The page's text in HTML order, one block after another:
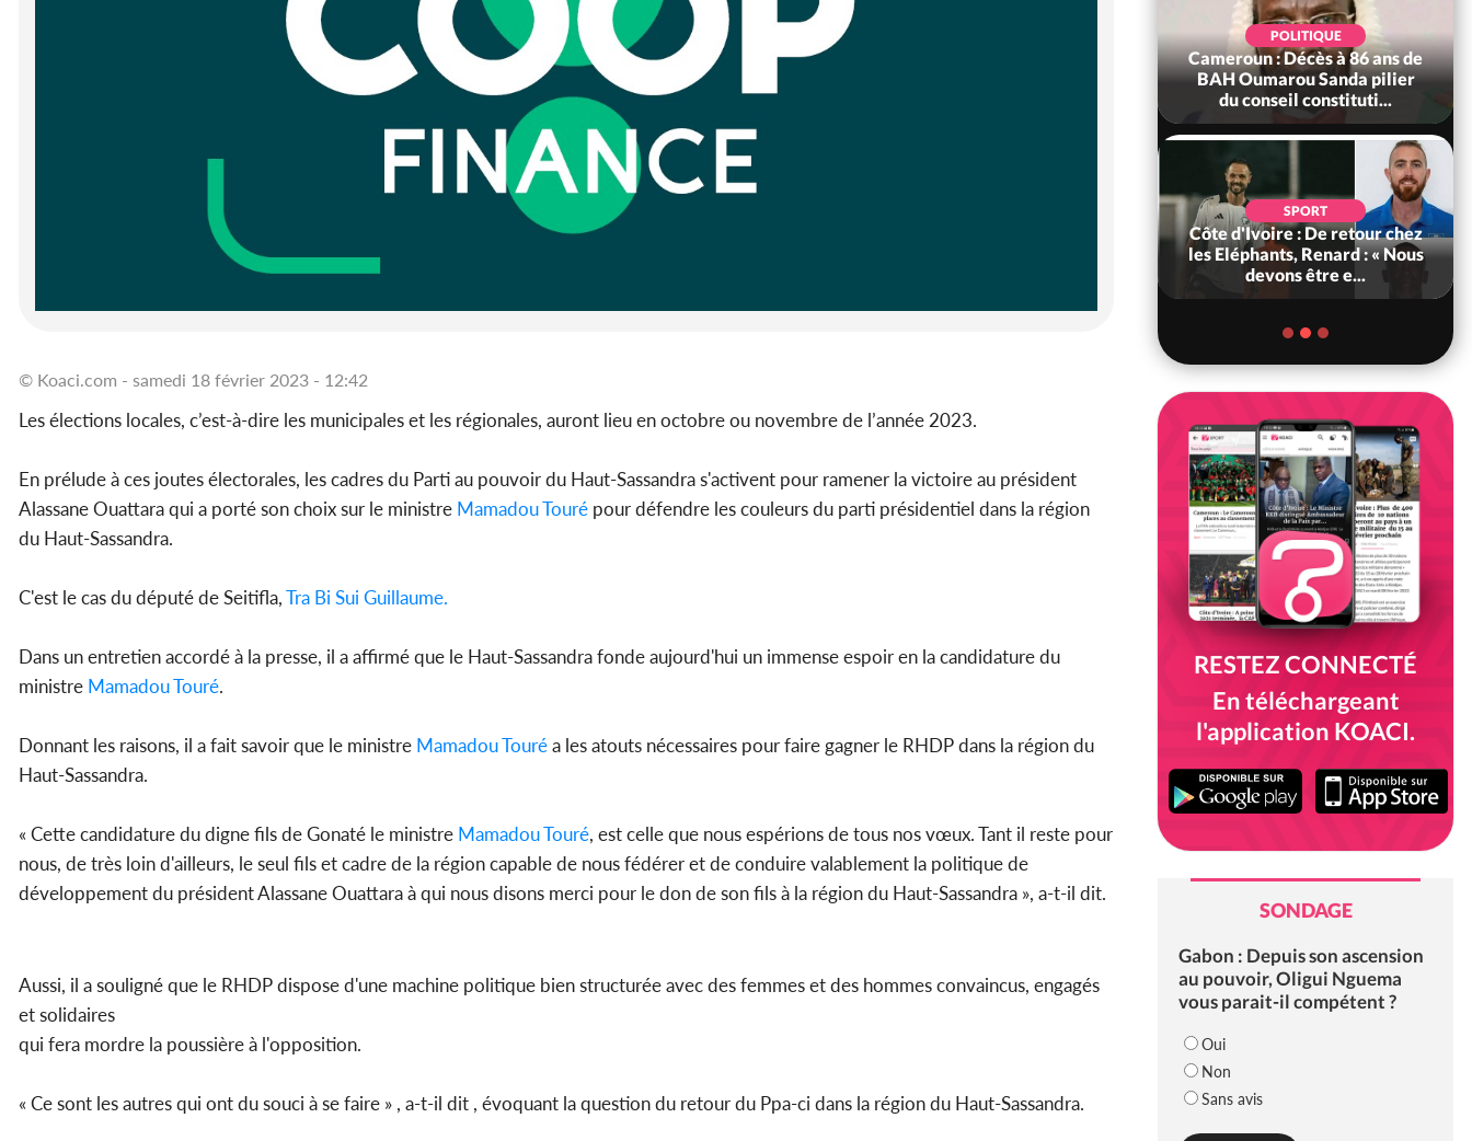
© Koaci.com - samedi 18 février 2023 - 12:42
Les élections locales, c’est-à-dire les municipales et les régionales, auront lieu en octobre ou novembre de l’année 2023.
En prélude à ces joutes électorales, les cadres du Parti au pouvoir du Haut-Sassandra s'activent pour ramener la victoire au président
Alassane Ouattara qui a porté son choix sur le ministre Mamadou Touré pour défendre les couleurs du parti présidentiel dans la région
du Haut-Sassandra.
C'est le cas du député de Seitifla,Tra Bi Sui Guillaume.
Dans un entretien accordé à la presse, il a affirmé que le Haut-Sassandra fonde aujourd'hui un immense espoir en la candidature du
ministre Mamadou Touré.
Donnant les raisons, il a fait savoir que le ministre Mamadou Touréa les atouts nécessaires pour faire gagner le RHDP dans la région du
Haut-Sassandra.
« Cette candidature du digne fils de Gonaté le ministre Mamadou Touré, est celle que nous espérions de tous nos vœux. Tant il reste pour
nous, de très loin d'ailleurs, le seul fils et cadre de la région capable de nous fédérer et de conduire valablement la politique de
développement du président Alassane Ouattara à qui nous disons merci pour le don de son fils à la région du Haut-Sassandra », a-t-il dit.
Aussi, il a souligné que le RHDP dispose d'une machine politique bien structurée avec des femmes et des hommes convaincus, engagés
et solidaires
qui fera mordre la poussière à l'opposition.
« Ce sont les autres qui ont du souci à se faire » , a-t-il dit , évoquant la question du retour du Ppa-ci dans la région du Haut-Sassandra.
POLITIQUE
Cameroun : Décès à 86 ans de
BAH Oumarou Sanda pilier
du conseil constituti...
SPORT
Côte d'Ivoire : De retour chez
les Eléphants, Renard : « Nous
devons être e...
RESTEZ CONNECTÉ
En téléchargeant
l'application KOACI.
SONDAGE
Gabon : Depuis son ascension
au pouvoir, Oligui Nguema
vous parait-il compétent ?
Oui
Non
Sans avis